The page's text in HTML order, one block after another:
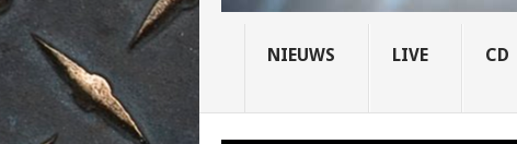
NIEUWS LIVE CD